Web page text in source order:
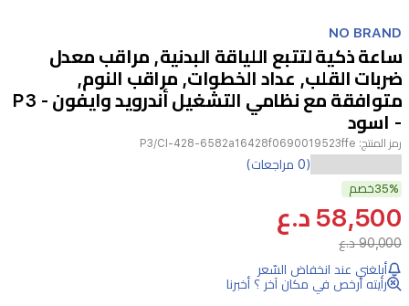
1
1
NO BRAND
ساعة ذكية لتتبع اللياقة البدنية, مراقب معدل
ضربات القلب, عداد الخطوات, مراقب النوم,
متوافقة مع نظامي التشغيل أندرويد وايفون - P3
- اسود
رمز المنتج: P3/CI-428-6582a16428f0690019523ffe
P3
الذكية
هي
رفيقك
المثالي
(0 مراجعات)
35%خصم
58,500 د.ع
90,000 د.ع
أبلغني عند انخفاض السّعر
رأيته أرخص في مكان آخر ؟ أخبرنا